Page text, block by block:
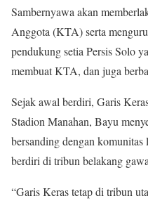
Sambernyawa akan
Anggota (KTA) serta
pendukung setia Persis Solo
membuat KTA, dan juga
Sejak awal berdiri, Garis
Stadion Manahan, Bayu
bersanding dengan komunitas
berdiri di tribun belakang
“Garis Keras tetap di tribun